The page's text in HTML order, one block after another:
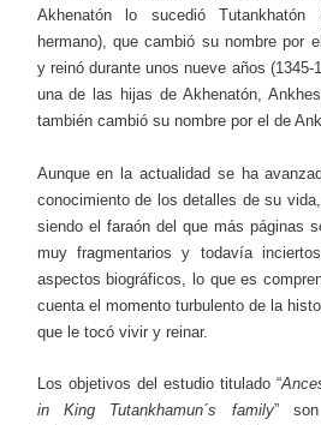
Akhenatón lo sucedió Tutankhatón
hermano), que cambió su nombre por
y reinó durante unos nueve años
una de las hijas de Akhenatón,
también cambió su nombre por el de
Aunque en la actualidad se ha
conocimiento de los detalles de su
siendo el faraón del que más páginas
muy fragmentarios y todavía
aspectos biográficos, lo que es
cuenta el momento turbulento de la
que le tocó vivir y reinar.
Los objetivos del estudio titulado “
in King Tutankhamun´s family”